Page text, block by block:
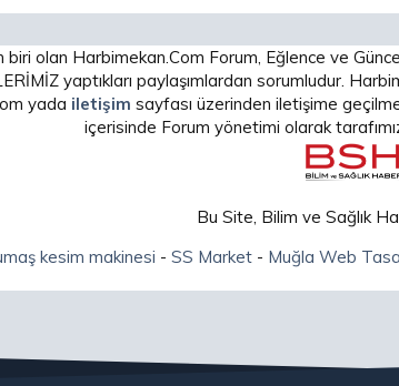
biri olan Harbimekan.Com Forum, Eğlence ve
yaptıkları paylaşımlardan sorumludur.
yada iletişim sayfası üzerinden iletişime
içerisinde Forum yönetimi olarak
Bu Site, Bilim ve Sağlık
kesim makinesi - SS Market- Muğla Web